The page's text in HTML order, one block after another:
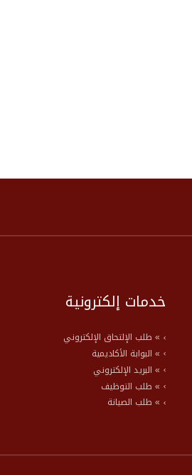
خدمات إلكترونية
» طلب الإلتحاق الإلكتروني
» البوابة الأكاديمية
» البريد الإلكتروني
» طلب التوظيف
» طلب الصيانة